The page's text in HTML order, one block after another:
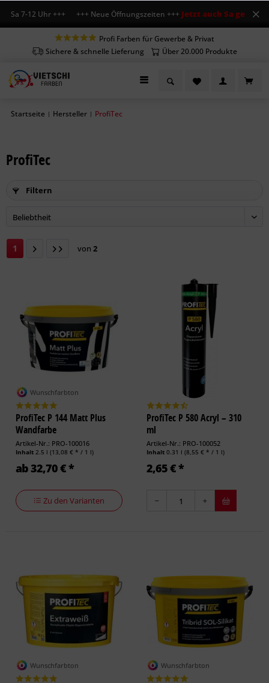
7-12 Uhr +++ +++ Neue Öffnungszeiten +++Jetzt auch Sa geöffnet +++
Profi Farben für Gewerbe & Privat
Sichere & schnelle Lieferung
Über 20.000 Produkte
Startseite | Hersteller | ProfiTec
ProfiTec
Filtern
1 von 2
Wunschfarbton
ProfiTec P 144 Matt Plus
Wandfarbe
Artikel-Nr.: PRO-100016
Inhalt2.5 l(13,08 € * / 1 l)
ab 32,70 € *
Zu den Varianten
ProfiTec P 580 Acryl – 310
ml
Artikel-Nr.: PRO-100052
Inhalt0.31 l(8,55 € * / 1 l)
2,65 € *
Wunschfarbton Wunschfarbton